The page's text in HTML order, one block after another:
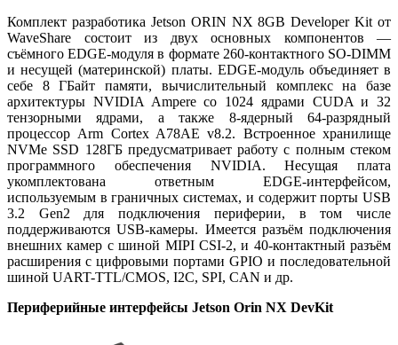
Комплект разработика Jetson ORIN NX 8GB Developer Kit от
WaveShare состоит из двух основных компонентов —
съёмного EDGE-модуля в формате 260-контактного SO-DIMM
и несущей (материнской) платы. EDGE-модуль объединяет в
себе 8 ГБайт памяти, вычислительный комплекс на базе
архитектуры NVIDIA Ampere со 1024 ядрами CUDA и 32
тензорными ядрами, а также 8-ядерный 64-разрядный
процессор Arm Cortex A78AE v8.2. Встроенное хранилище
NVMe SSD 128ГБ предусматривает работу с полным стеком
программного обеспечения NVIDIA. Несущая плата
укомплектована ответным EDGE-интерфейсом,
используемым в граничных системах, и содержит порты USB
3.2 Gen2 для подключения периферии, в том числе
поддерживаются USB-камеры. Имеется разъём подключения
внешних камер с шиной MIPI CSI-2, и 40-контактный разъём
расширения с цифровыми портами GPIO и последовательной
шиной UART-TTL/CMOS, I2C, SPI, CAN и др.
Периферийные интерфейсы Jetson Orin NX DevKit